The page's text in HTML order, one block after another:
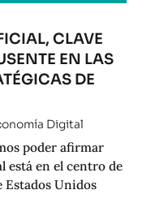
CLAVE
EN LAS
DE
Digital
poder afirmar
en el centro de
Unidos